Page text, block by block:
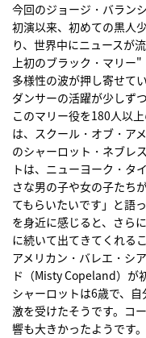
今回のジョージ・バラン
初演以来、初めての黒人
り、世界中にニュースが
上初のブラック・マリー
多様性の波が押し寄せて
ダンサーの活躍が少しず
このマリー役を180人以
は、スクール・オブ・ア
のシャーロット・ネブレ
トは、ニューヨーク・タ
さな男の子や女の子たち
てもらいたいです」と語
を身近に感じると、さら
に続いて出てきてくれる
アメリカン・バレエ・シ
ド（Misty Copeland）が
シャーロットは6歳で、
激を受けたそうです。コ
響も大きかったようです。